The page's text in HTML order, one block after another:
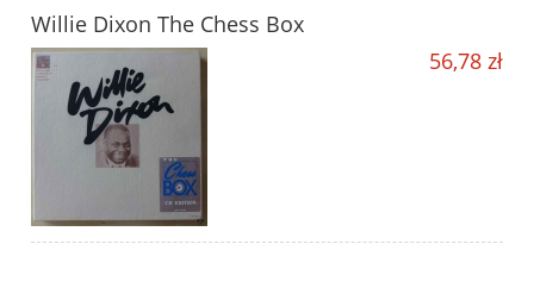
Willie Dixon The Chess Box
56,78 zł